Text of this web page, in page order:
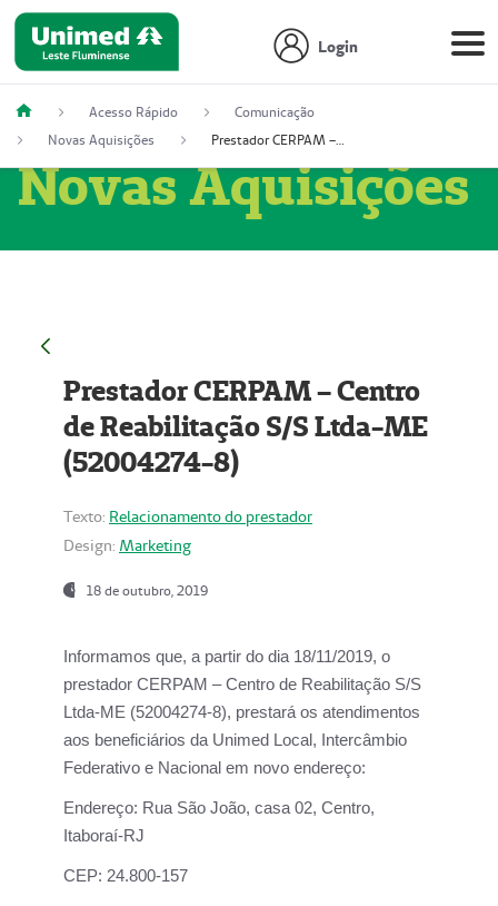
Login
Acesso Rápido
Comunicação
Novas Aquisições
Prestador CERPAM – Centro de Reabilitação S/S Ltda-ME (52004274-8)
Novas Aquisições
Prestador CERPAM – Centro
de Reabilitação S/S Ltda-ME
(52004274-8)
Texto: Relacionamento do prestador
Design: Marketing
18 de outubro, 2019
Informamos que, a partir do dia 18/11/2019, o
prestador CERPAM – Centro de Reabilitação S/S
Ltda-ME (52004274-8), prestará os atendimentos
aos beneficiários da Unimed Local, Intercâmbio
Federativo e Nacional em novo endereço:
Endereço: Rua São João, casa 02, Centro,
Itaboraí-RJ
CEP: 24.800-157